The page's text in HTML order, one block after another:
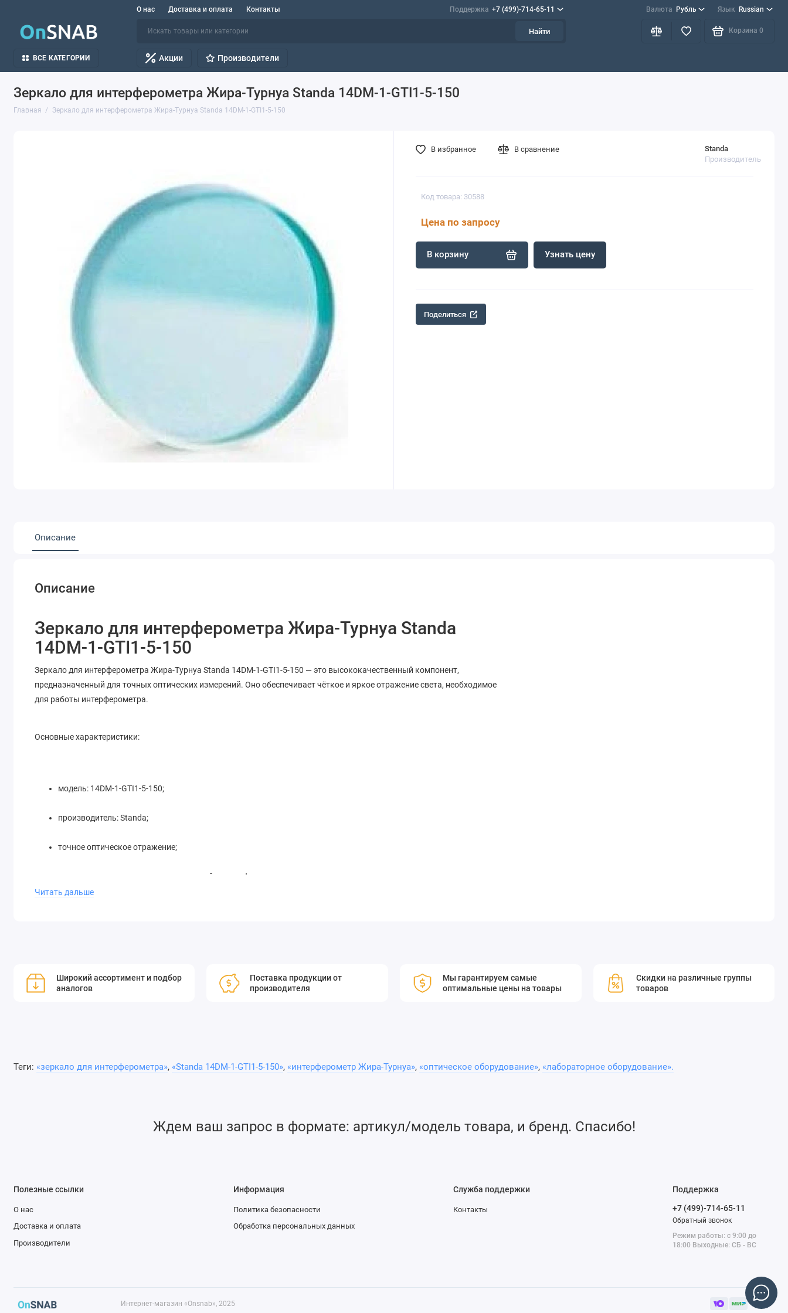
О нас Доставка и оплата Контакты Поддержка +7 (499)-714-65-11 Валюта Рубль Язык Russian
Найти Корзина 0
ВСЕ КАТЕГОРИИ Акции Производители
Зеркало для интерферометра Жира-Турнуа Standa 14DM-1-GTI1-5-150
Главная Зеркало для интерферометра Жира-Турнуа Standa 14DM-1-GTI1-5-150
Код товара: 30588
Цена по запросу
Standa
Производитель
В корзину Узнать цену
В избранное В сравнение
Поделиться
Описание
Описание
Зеркало для интерферометра Жира-Турнуа Standa
14DM-1-GTI1-5-150
Зеркало для интерферометра Жира-Турнуа Standa 14DM-1-GTI1-5-150 — это высококачественный компонент,
предназначенный для точных оптических измерений. Оно обеспечивает чёткое и яркое отражение света, необходимое
для работы интерферометра.
Основные характеристики:
модель: 14DM-1-GTI1-5-150;
производитель: Standa;
точное оптическое отражение;
подходит для высокоточных измерений в интерферометрах.
Интерферометр Жира-Турнуа (GTI) - это оптический резонатор стоячей волны, предназначенный для генерации
хроматической дисперсии. Зеркала GTI используются в основном для сжатия импульсов в фемтосекундных лазерах Yb:
Допуск центральной длины волны до 1%
GDD - Дисперсия групповой задержки
Читать дальше
Широкий ассортимент и подбор
аналогов
Поставка продукции от
производителя
Мы гарантируем самые
оптимальные цены на товары
Скидки на различные группы
товаров
Теги: «зеркало для интерферометра», «Standa 14DM-1-GTI1-5-150», «интерферометр Жира-Турнуа», «оптическое оборудование», «лабораторное оборудование».
Ждем ваш запрос в формате: артикул/модель товара, и бренд. Спасибо!
Полезные ссылки
О нас
Доставка и оплата
Производители
Информация
Политика безопасности
Обработка персональных данных
Служба поддержки
Контакты
Поддержка
+7 (499)-714-65-11
Обратный звонок
Режим работы: с 9:00 до
18:00 Выходные: СБ - ВС
Интернет-магазин «Onsnab», 2025